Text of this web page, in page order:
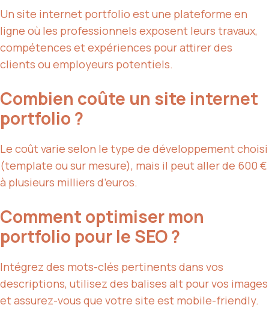
Un site internet portfolio est une plateforme en
ligne où les professionnels exposent leurs travaux,
compétences et expériences pour attirer des
clients ou employeurs potentiels.
Combien coûte un site internet
portfolio ?
Le coût varie selon le type de développement choisi
(template ou sur mesure), mais il peut aller de 600 €
à plusieurs milliers d’euros.
Comment optimiser mon
portfolio pour le SEO ?
Intégrez des mots-clés pertinents dans vos
descriptions, utilisez des balises alt pour vos images
et assurez-vous que votre site est mobile-friendly.